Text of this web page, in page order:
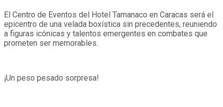
El Centro de Eventos del Hotel Tamanaco en Caracas será el
epicentro de una velada boxística sin precedentes, reuniendo
a figuras icónicas y talentos emergentes en combates que
prometen ser memorables.
¡Un peso pesado sorpresa!